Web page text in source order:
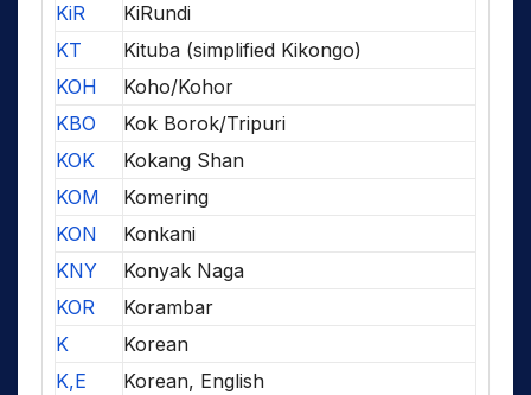
KiR
KiRundi
KT
Kituba (simplified Kikongo)
KOH
Koho/Kohor
KBO
Kok Borok/Tripuri
KOK
Kokang Shan
KOM
Komering
KON
Konkani
KNY
Konyak Naga
KOR
Korambar
K
Korean
K,E
Korean, English